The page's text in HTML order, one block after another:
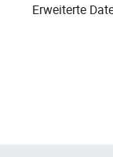
Erweiterte